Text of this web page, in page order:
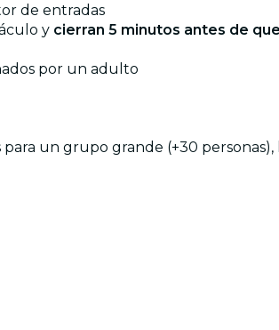
de entradas
y cierran 5 minutos antes de
por un adulto
un grupo grande (+30 personas),